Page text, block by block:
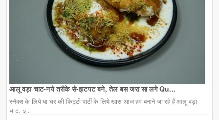
आलू वड़ा चाट-नये तरीके से-झटपट बने, तेल बस जरा सा लगे Qu...
स्नैक्स के लिये या घर की किट्टी पार्टी के लिये खास आज हम बनाने जा रहे हैं आलू वड़ा
चाट. इ...